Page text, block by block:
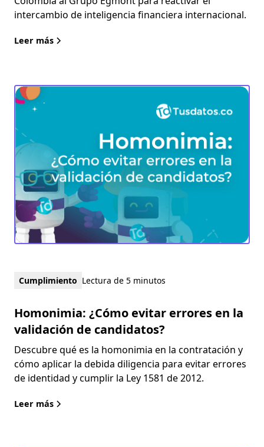
intercambio de inteligencia financiera internacional.
Leer más
Cumplimiento Lectura de 5 minutos
Homonimia: ¿Cómo evitar errores en la
validación de candidatos?
Descubre qué es la homonimia en la contratación y
cómo aplicar la debida diligencia para evitar errores
de identidad y cumplir la Ley 1581 de 2012.
Leer más